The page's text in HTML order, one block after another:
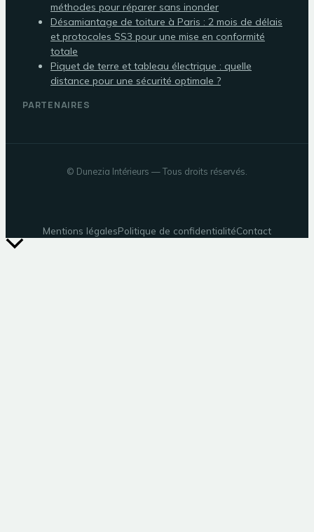
méthodes pour réparer sans inonder
Désamiantage de toiture à Paris : 2 mois de délais
et protocoles SS3 pour une mise en conformité
totale
Piquet de terre et tableau électrique : quelle
distance pour une sécurité optimale ?
PARTENAIRES
© Dunezia Intérieurs — Tous droits réservés.
Mentions légalesPolitique de confidentialitéContact